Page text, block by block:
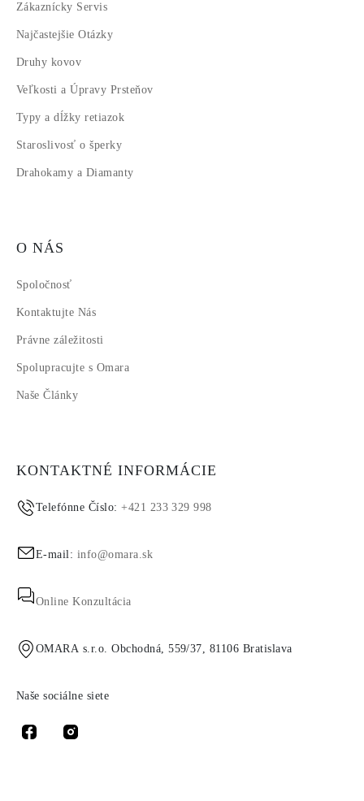
Zákaznícky Servis
Najčastejšie Otázky
Druhy kovov
Veľkosti a Úpravy Prsteňov
Typy a dĺžky retiazok
Staroslivosť o šperky
Drahokamy a Diamanty
O NÁS
Spoločnosť
Kontaktujte Nás
Právne záležitosti
Spolupracujte s Omara
Naše Články
KONTAKTNÉ INFORMÁCIE
Telefónne Číslo:+421 233 329 998
E-mail: info@omara.sk
Online Konzultácia
OMARA s.r.o. Obchodná, 559/37, 81106 Bratislava
Naše sociálne siete